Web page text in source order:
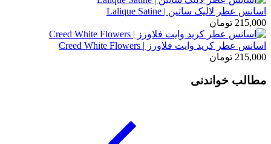
اسانس عطر لالیک ساتین | Lalique Satine
215,000 تومان
اسانس عطر کرید وایت فلاورز | Creed White Flowers
215,000 تومان
مطالب خواندنی